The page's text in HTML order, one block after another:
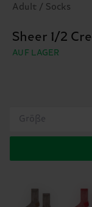
Adult / Socks
Sheer 1/2
AUF LAGER
Größe